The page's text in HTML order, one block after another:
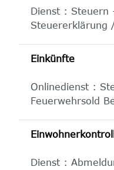
Dienst : Steuern
Steuererklärung
Einkünfte
Onlinedienst :
Feuerwehrsold
Dienst :